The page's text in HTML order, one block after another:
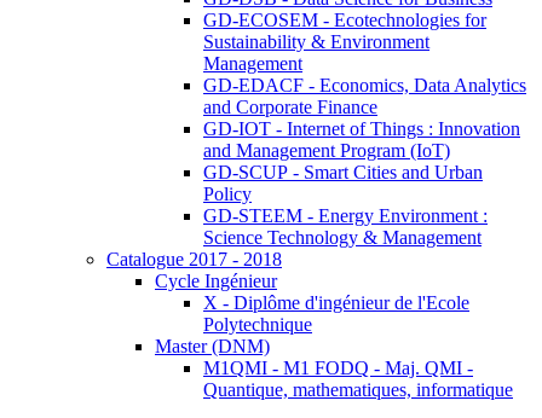
GD-ECOSEM - Ecotechnologies for
Sustainability & Environment
Management
GD-EDACF - Economics, Data Analytics
and Corporate Finance
GD-IOT - Internet of Things : Innovation
and Management Program (IoT)
GD-SCUP - Smart Cities and Urban
Policy
GD-STEEM - Energy Environment :
Science Technology & Management
Catalogue 2017 - 2018
Cycle Ingénieur
X - Diplôme d'ingénieur de l'Ecole
Polytechnique
Master (DNM)
M1QMI - M1 FODQ - Maj. QMI -
Quantique, mathematiques, informatique